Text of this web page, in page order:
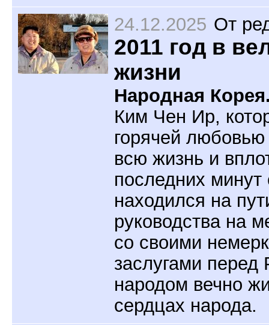
24.12.2025 От
2011 год в
жизни
Народная
Ким Чен Ир,
горячей любовью
всю жизнь и
последних минут
находился на
руководства на
со своими
заслугами перед
народом вечно
сердцах народа.